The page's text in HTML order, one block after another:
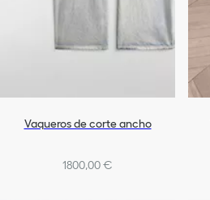
Vaqueros de corte ancho
1800,00 €